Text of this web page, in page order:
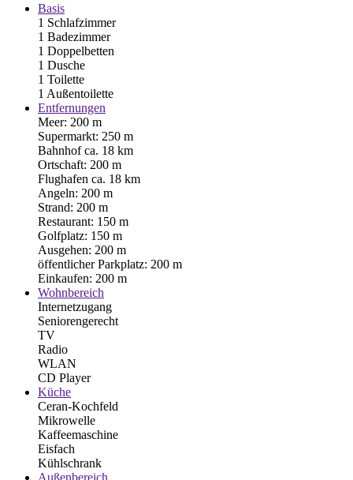
Basis
1 Schlafzimmer
1 Badezimmer
1 Doppelbetten
1 Dusche
1 Toilette
1 Außentoilette
Entfernungen
Meer: 200 m
Supermarkt: 250 m
Bahnhof ca. 18 km
Ortschaft: 200 m
Flughafen ca. 18 km
Angeln: 200 m
Strand: 200 m
Restaurant: 150 m
Golfplatz: 150 m
Ausgehen: 200 m
öffentlicher Parkplatz: 200 m
Einkaufen: 200 m
Wohnbereich
Internetzugang
Seniorengerecht
TV
Radio
WLAN
CD Player
Küche
Ceran-Kochfeld
Mikrowelle
Kaffeemaschine
Eisfach
Kühlschrank
Außenbereich